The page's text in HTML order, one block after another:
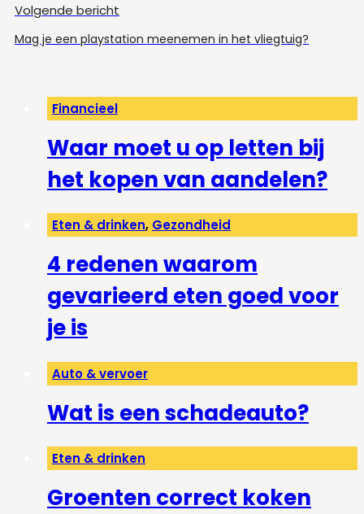
Volgende bericht
Mag je een playstation meenemen in het vliegtuig?
Financieel
Waar moet u op letten bij
het kopen van aandelen?
Eten & drinken, Gezondheid
4 redenen waarom
gevarieerd eten goed voor
je is
Auto & vervoer
Wat is een schadeauto?
Eten & drinken
Groenten correct koken